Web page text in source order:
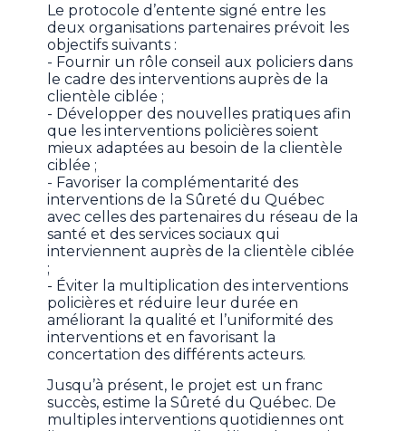
Le protocole d’entente signé entre les
deux organisations partenaires prévoit les
objectifs suivants :
- Fournir un rôle conseil aux policiers dans
le cadre des interventions auprès de la
clientèle ciblée ;
- Développer des nouvelles pratiques afin
que les interventions policières soient
mieux adaptées au besoin de la clientèle
ciblée ;
- Favoriser la complémentarité des
interventions de la Sûreté du Québec
avec celles des partenaires du réseau de la
santé et des services sociaux qui
interviennent auprès de la clientèle ciblée
;
- Éviter la multiplication des interventions
policières et réduire leur durée en
améliorant la qualité et l’uniformité des
interventions et en favorisant la
concertation des différents acteurs.
Jusqu’à présent, le projet est un franc
succès, estime la Sûreté du Québec. De
multiples interventions quotidiennes ont